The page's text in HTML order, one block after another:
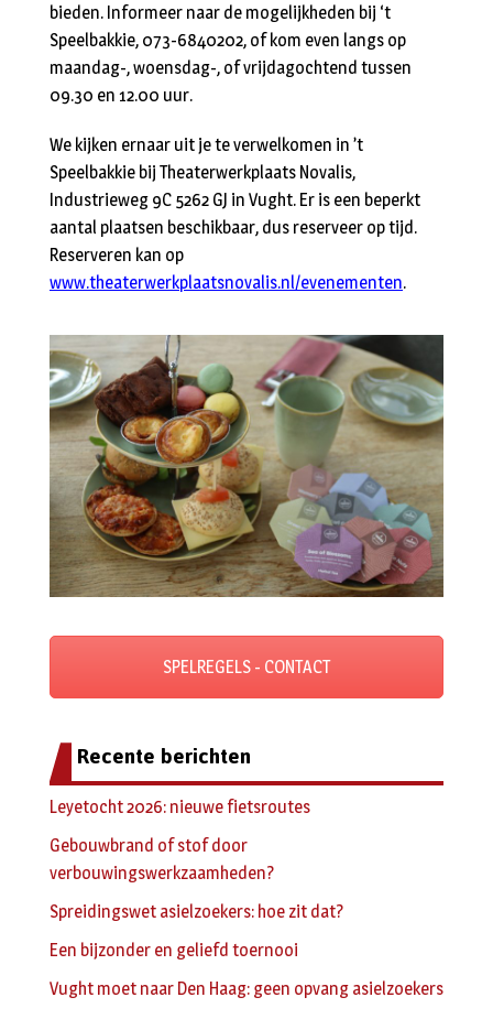
bieden. Informeer naar de mogelijkheden bij ‘t
Speelbakkie, 073-6840202, of kom even langs op
maandag-, woensdag-, of vrijdagochtend tussen
09.30 en 12.00 uur.
We kijken ernaar uit je te verwelkomen in ’t
Speelbakkie bij Theaterwerkplaats Novalis,
Industrieweg 9C 5262 GJ in Vught. Er is een beperkt
aantal plaatsen beschikbaar, dus reserveer op tijd.
Reserveren kan op
www.theaterwerkplaatsnovalis.nl/evenementen.
SPELREGELS - CONTACT
Recente berichten
Leyetocht 2026: nieuwe fietsroutes
Gebouwbrand of stof door
verbouwingswerkzaamheden?
Spreidingswet asielzoekers: hoe zit dat?
Een bijzonder en geliefd toernooi
Vught moet naar Den Haag: geen opvang asielzoekers